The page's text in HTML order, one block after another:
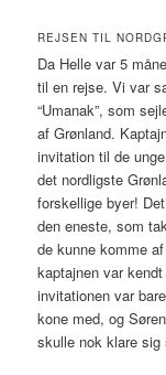
REJSEN TIL
Da Helle var 5
til en rejse. Vi var
“Umanak”, som
af Grønland.
invitation til de
det nordligste
forskellige byer!
den eneste, som
de kunne komme
kaptajnen var
invitationen var
kone med, og
skulle nok klare sig